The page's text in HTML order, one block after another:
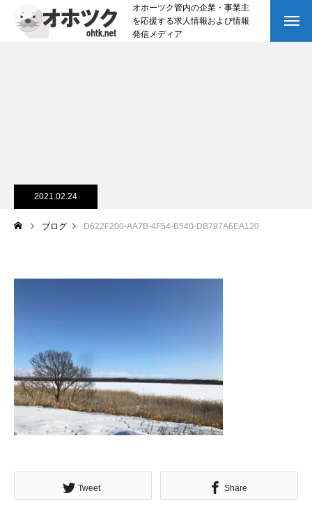
オホーツク管内の企業・事業主
を応援する求人情報および情報
発信メディア
2021.02.24
ブログ D622F200-AA7B-4F54-B540-DB797A6EA120
Tweet Share